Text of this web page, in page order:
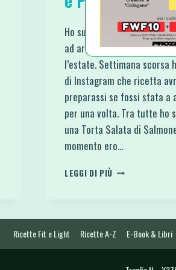
Ho superato anche le mie
ad arricchire le Ricette
l’estate. Settimana scorsa
di Instagram che ricetta
preparassi se fossi stata a
per una volta. Tra tutte ho
una Torta Salata di
momento ero…
LEGGI DI PIÙ CHEESECAKE
SALMONE
E
Ricette Fit e Light Ricette A-Z E-Book & Libri